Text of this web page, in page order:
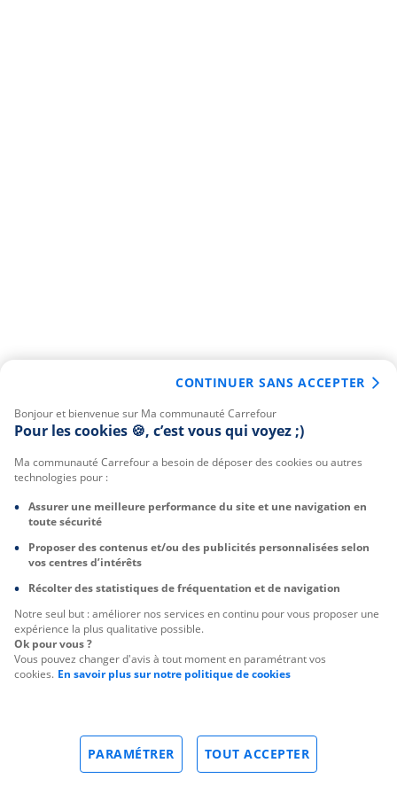
Bonjour et bienvenue sur Ma communauté Carrefour
Pour les cookies 🍪, c’est vous qui voyez ;)
Ma communauté Carrefour a besoin de déposer des cookies ou autres
technologies pour :
Assurer une meilleure performance du site et une navigation en
toute sécurité
Proposer des contenus et/ou des publicités personnalisées selon
vos centres d’intérêts
Récolter des statistiques de fréquentation et de navigation
Notre seul but : améliorer nos services en continu pour vous proposer une
expérience la plus qualitative possible.
Ok pour vous ?
Vous pouvez changer d'avis à tout moment en paramétrant vos
cookies. En savoir plus sur notre politique de cookies
TOUT ACCEPTER
PARAMÉTRER
CONTINUER SANS ACCEPTER